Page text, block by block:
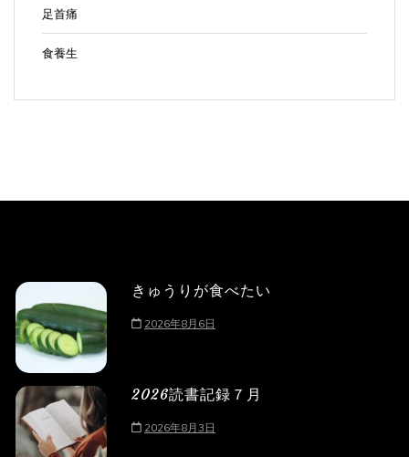
足首痛
食養生
きゅうりが食べたい
2026年8月6日
2026読書記録７月
2026年8月3日